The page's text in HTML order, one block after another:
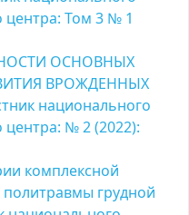
центра: Том 3 № 1
ОСНОВНЫХ
ВРОЖДЕННЫХ
национального
центра: № 2 (2022):
комплексной
грудной